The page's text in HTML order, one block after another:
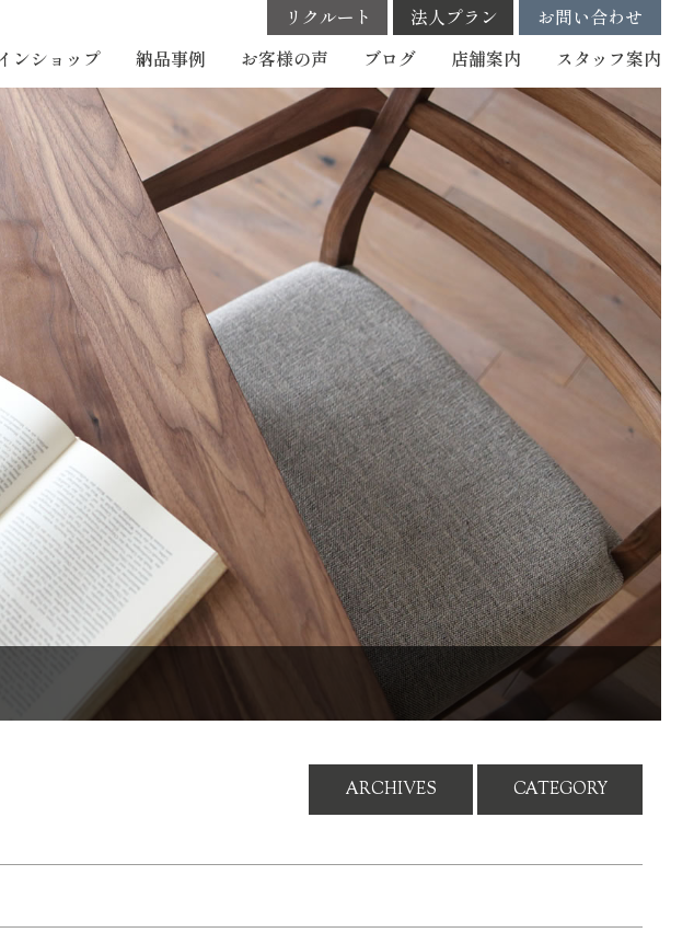
ンショップ 納品事例 お客様の声 ブログ 店舗案内 スタッフ案内
リクルート 法人プラン お問い合わせ
ARCHIVES CATEGORY